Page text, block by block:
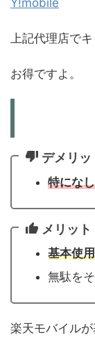
Y!mobile
上記代理店でキ
お得ですよ。
デメリッ
特にな
メリット
基本使
無駄を
楽天モバイル